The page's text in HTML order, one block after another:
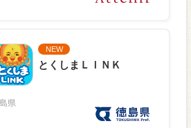
NEW
とくしまＬＩＮＫ